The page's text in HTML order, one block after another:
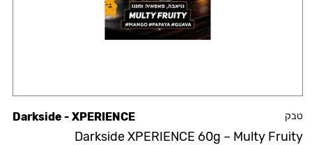
טבק
Darkside XPERIENCE 60g – Multy Fruity
Darkside - XPERIENCE